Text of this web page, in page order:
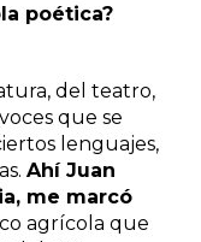
poética?
del teatro,
que se
lenguajes,
Ahí Juan
me marcó
agrícola que